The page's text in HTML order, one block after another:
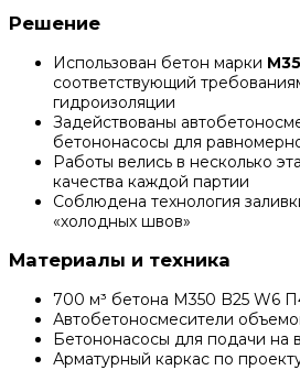
Решение
Использован бетон марки
соответствующий
гидроизоляции
Задействованы
бетононасосы для
Работы велись в несколько
качества каждой партии
Соблюдена технология
«холодных швов»
Материалы и техника
700 м³ бетона М350 B25 W6
Автобетоносмесители
Бетононасосы для подачи на
Арматурный каркас по